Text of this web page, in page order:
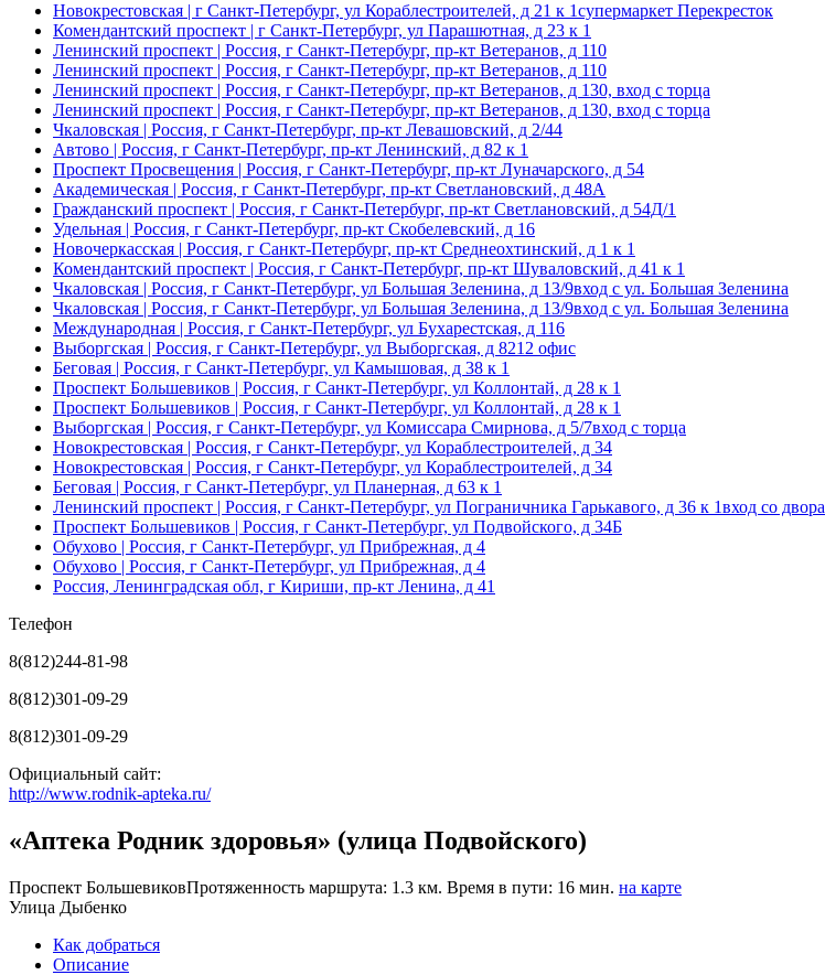
Новокрестовская | г Санкт-Петербург, ул Кораблестроителей, д 21 к 1супермаркет Перекресток
Комендантский проспект | г Санкт-Петербург, ул Парашютная, д 23 к 1
Ленинский проспект | Россия, г Санкт-Петербург, пр-кт Ветеранов, д 110
Ленинский проспект | Россия, г Санкт-Петербург, пр-кт Ветеранов, д 110
Ленинский проспект | Россия, г Санкт-Петербург, пр-кт Ветеранов, д 130, вход с торца
Ленинский проспект | Россия, г Санкт-Петербург, пр-кт Ветеранов, д 130, вход с торца
Чкаловская | Россия, г Санкт-Петербург, пр-кт Левашовский, д 2/44
Автово | Россия, г Санкт-Петербург, пр-кт Ленинский, д 82 к 1
Проспект Просвещения | Россия, г Санкт-Петербург, пр-кт Луначарского, д 54
Академическая | Россия, г Санкт-Петербург, пр-кт Светлановский, д 48А
Гражданский проспект | Россия, г Санкт-Петербург, пр-кт Светлановский, д 54Д/1
Удельная | Россия, г Санкт-Петербург, пр-кт Скобелевский, д 16
Новочеркасская | Россия, г Санкт-Петербург, пр-кт Среднеохтинский, д 1 к 1
Комендантский проспект | Россия, г Санкт-Петербург, пр-кт Шуваловский, д 41 к 1
Чкаловская | Россия, г Санкт-Петербург, ул Большая Зеленина, д 13/9вход с ул. Большая Зеленина
Чкаловская | Россия, г Санкт-Петербург, ул Большая Зеленина, д 13/9вход с ул. Большая Зеленина
Международная | Россия, г Санкт-Петербург, ул Бухарестская, д 116
Выборгская | Россия, г Санкт-Петербург, ул Выборгская, д 8212 офис
Беговая | Россия, г Санкт-Петербург, ул Камышовая, д 38 к 1
Проспект Большевиков | Россия, г Санкт-Петербург, ул Коллонтай, д 28 к 1
Проспект Большевиков | Россия, г Санкт-Петербург, ул Коллонтай, д 28 к 1
Выборгская | Россия, г Санкт-Петербург, ул Комиссара Смирнова, д 5/7вход с торца
Новокрестовская | Россия, г Санкт-Петербург, ул Кораблестроителей, д 34
Новокрестовская | Россия, г Санкт-Петербург, ул Кораблестроителей, д 34
Беговая | Россия, г Санкт-Петербург, ул Планерная, д 63 к 1
Ленинский проспект | Россия, г Санкт-Петербург, ул Пограничника Гарькавого, д 36 к 1вход со двора
Проспект Большевиков | Россия, г Санкт-Петербург, ул Подвойского, д 34Б
Обухово | Россия, г Санкт-Петербург, ул Прибрежная, д 4
Обухово | Россия, г Санкт-Петербург, ул Прибрежная, д 4
Россия, Ленинградская обл, г Кириши, пр-кт Ленина, д 41
Телефон
8(812)244-81-98
8(812)301-09-29
8(812)301-09-29
Официальный сайт:
http://www.rodnik-apteka.ru/
«Аптека Родник здоровья» (улица Подвойского)
Проспект БольшевиковПротяженность маршрута: 1.3 км. Время в пути: 16 мин. на карте
Улица Дыбенко
Как добраться
Описание